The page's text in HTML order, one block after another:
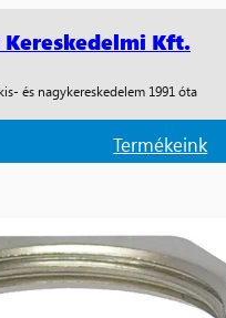
Kft.
és nagykereskedelem 1991 óta
Termékeink